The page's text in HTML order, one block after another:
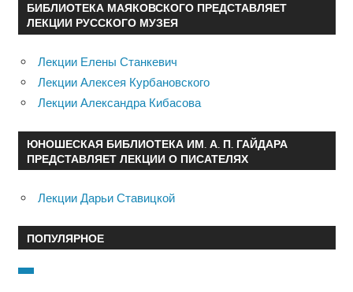
БИБЛИОТЕКА МАЯКОВСКОГО ПРЕДСТАВЛЯЕТ
ЛЕКЦИИ РУССКОГО МУЗЕЯ
Лекции Елены Станкевич
Лекции Алексея Курбановского
Лекции Александра Кибасова
ЮНОШЕСКАЯ БИБЛИОТЕКА ИМ. А. П. ГАЙДАРА
ПРЕДСТАВЛЯЕТ ЛЕКЦИИ О ПИСАТЕЛЯХ
Лекции Дарьи Ставицкой
ПОПУЛЯРНОЕ